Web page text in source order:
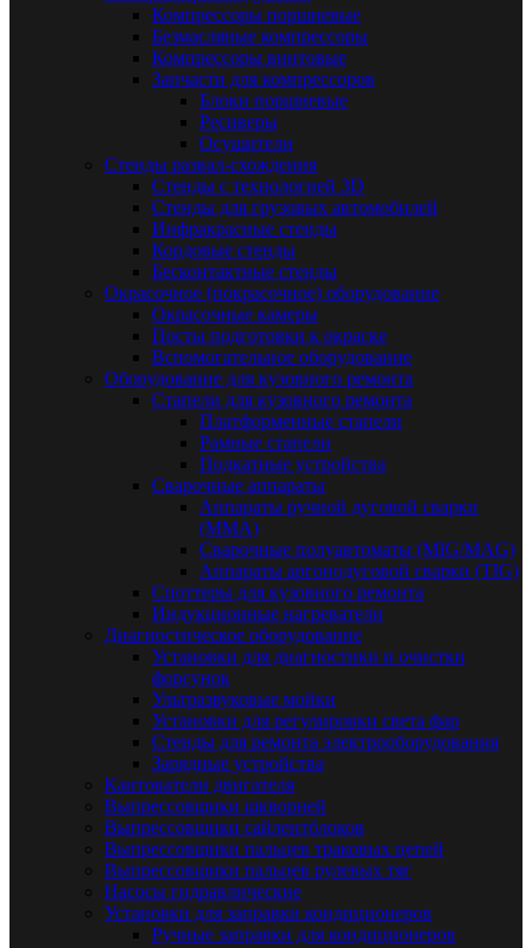
Компрессоры поршневые
Безмасляные компрессоры
Компрессоры винтовые
Запчасти для компрессоров
Блоки поршневые
Ресиверы
Осушители
Стенды развал-схождения
Стенды с технологией 3D
Стенды для грузовых автомобилей
Инфракрасные стенды
Кордовые стенды
Бесконтактные стенды
Окрасочное (покрасочное) оборудование
Окрасочные камеры
Посты подготовки к окраске
Вспомогательное оборудование
Оборудование для кузовного ремонта
Стапели для кузовного ремонта
Платформенные стапели
Рамные стапели
Подкатные устройства
Сварочные аппараты
Аппараты ручной дуговой сварки
(MMA)
Сварочные полуавтоматы (MIG/MAG)
Аппараты аргонодуговой сварки (TIG)
Споттеры для кузовного ремонта
Индукционные нагреватели
Диагностическое оборудование
Установки для диагностики и очистки
форсунок
Ультразвуковые мойки
Установки для регулировки света фар
Стенды для ремонта электрооборудования
Зарядные устройства
Кантователи двигателя
Выпрессовщики шкворней
Выпрессовщики сайлентблоков
Выпрессовщики пальцев траковых цепей
Выпрессовщики пальцев рулевых тяг
Насосы гидравлические
Установки для заправки кондиционеров
Ручные заправки для кондиционеров